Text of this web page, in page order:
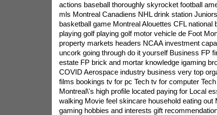
actions baseball thoroughly skyrocket football
mls Montreal Canadiens NHL drink station
basketball game Montreal Alouettes CFL national
playing golf playing golf motor vehicle de Foot
property markets headers NCAA investment
uncork going through do it yourself Business FP
estate FP brick and mortar knowledge igaming
COVID Aerospace industry business very top
films bookings tv for pc Tech tv for computer
Montreal\'s high profile located paying for Local
walking Movie feel skincare household eating out
gaming hobbies and interests gift